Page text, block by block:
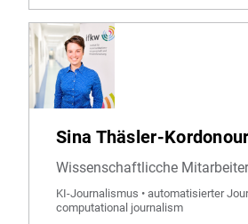
Sina Thäsler-
Wissenschaftlicche
KI-Journalismus • automatisierter
computational journalism